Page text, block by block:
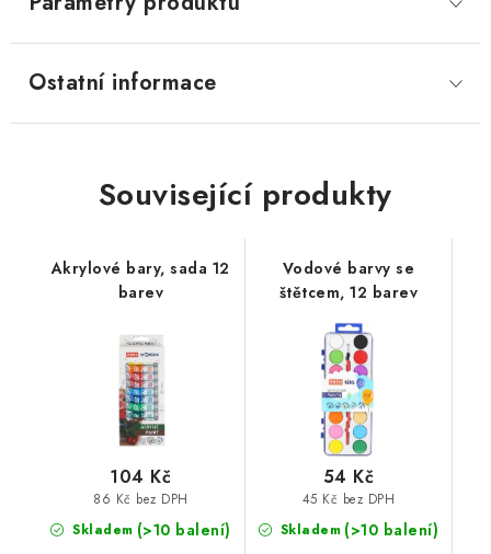
Ostatní informace
Související produkty
Akrylové bary, sada 12
barev
Skladem (>10 balení)
86 Kč bez DPH
104 Kč
Vodové barvy se
štětcem, 12 barev
Skladem (>10 balení)
45 Kč bez DPH
54 Kč